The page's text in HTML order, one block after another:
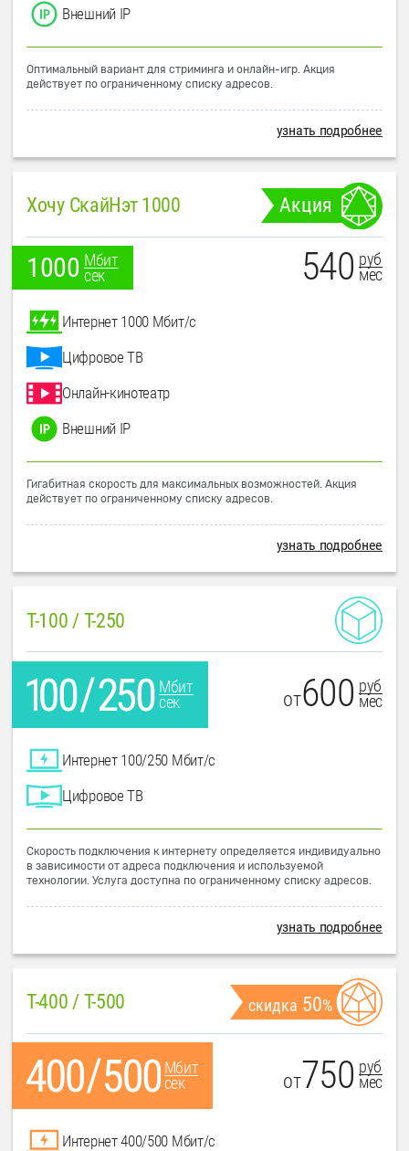
Внешний IP
Оптимальный вариант для стриминга и онлайн-игр. Акция
действует по ограниченному списку адресов.
узнать подробнее
Хочу СкайНэт 1000 Акция
1000 Мбит
сек
540 руб
мес
Интернет 1000 Мбит/с
Цифровое ТВ
Онлайн-кинотеатр
Внешний IP
Гигабитная скорость для максимальных возможностей. Акция
действует по ограниченному списку адресов.
узнать подробнее
T-100 / T-250
Мбит
сек
от600 руб
мес
Интернет 100/250 Мбит/с
Цифровое ТВ
Скорость подключения к интернету определяется индивидуально
в зависимости от адреса подключения и используемой
технологии. Услуга доступна по ограниченному списку адресов.
узнать подробнее
T-400 / T-500 скидка 50%
Мбит
сек
от750 руб
мес
Интернет 400/500 Мбит/с